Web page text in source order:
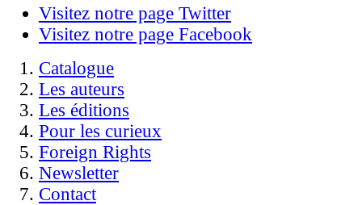
Visitez notre page Twitter
Visitez notre page Facebook
Catalogue
Les auteurs
Les éditions
Pour les curieux
Foreign Rights
Newsletter
Contact